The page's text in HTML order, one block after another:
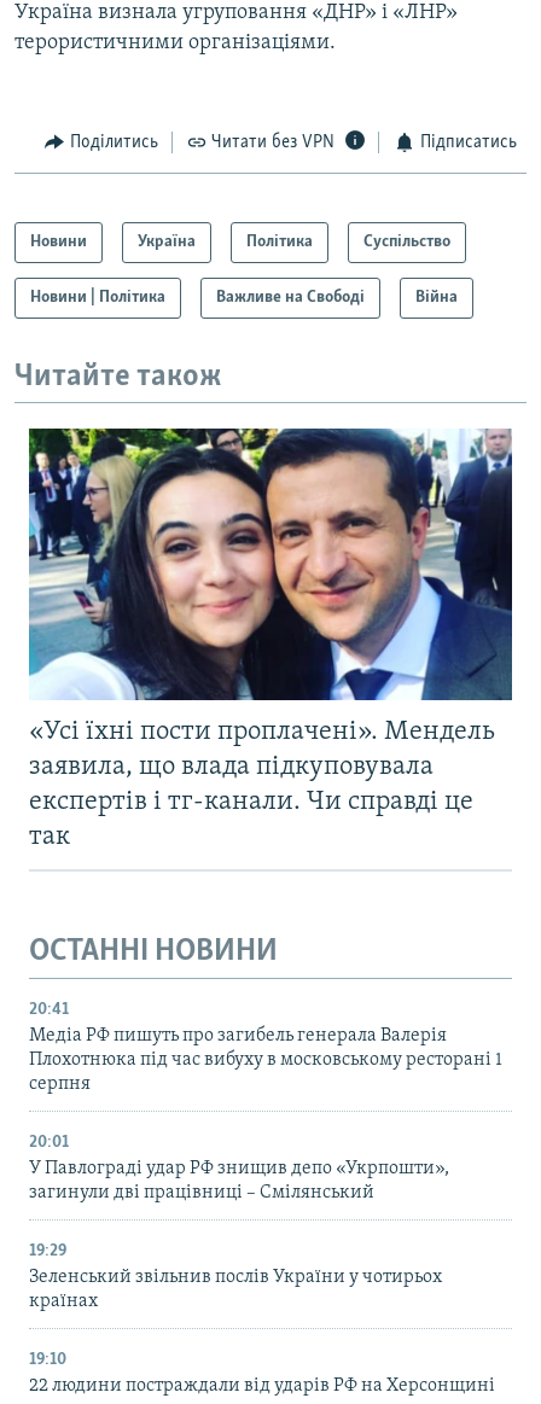
Україна визнала угруповання «ДНР» і «ЛНР»
терористичними організаціями.
Поділитись Читати без VPN Підписатись
Новини Україна Політика Суспільство
Новини | Політика Важливе на Свободі Війна
Читайте також
«Усі їхні пости проплачені». Мендель
заявила, що влада підкуповувала
експертів і тг-канали. Чи справді це
так
ОСТАННІ НОВИНИ
20:41
Медіа РФ пишуть про загибель генерала Валерія
Плохотнюка під час вибуху в московському ресторані 1
серпня
20:01
У Павлограді удар РФ знищив депо «Укрпошти»,
загинули дві працівниці – Смілянський
19:29
Зеленський звільнив послів України у чотирьох
країнах
19:10
22 людини постраждали від ударів РФ на Херсонщині